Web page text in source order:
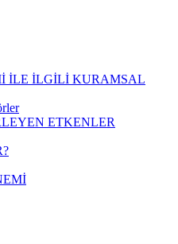
İLE İLGİLİ KURAMSAL
ETKENLER